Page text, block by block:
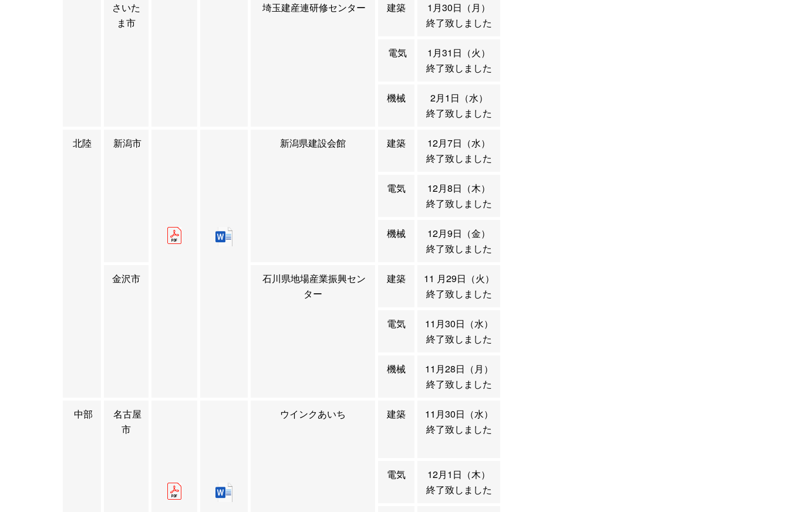
さいた
ま市
埼玉建産連研修センター 建築
1月30日（月）
終了致しました
電気
1月31日（火）
終了致しました
機械
2月1日（水）
終了致しました
北陸 新潟市 新潟県建設会館 建築
12月7日（水）
終了致しました
電気
12月8日（木）
終了致しました
機械
12月9日（金）
終了致しました
金沢市
石川県地場産業振興セン
ター
建築
11 月29日（火）
終了致しました
電気
11月30日（水）
終了致しました
機械
11月28日（月）
終了致しました
中部
名古屋
市
ウインクあいち 建築
11月30日（水）
終了致しました
電気
12月1日（木）
終了致しました